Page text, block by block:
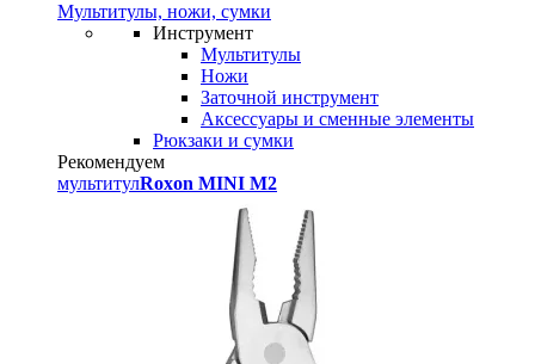
Мультитулы, ножи, сумки
Инструмент
Мультитулы
Ножи
Заточной инструмент
Аксессуары и сменные элементы
Рюкзаки и сумки
Рекомендуем
мультитулRoxon MINI M2